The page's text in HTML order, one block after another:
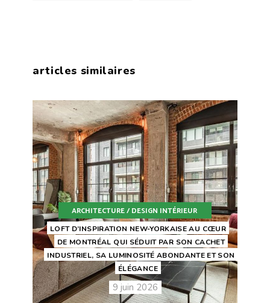
articles similaires
ARCHITECTURE / DESIGN INTÉRIEUR
LOFT D’INSPIRATION NEW-YORKAISE AU CŒUR
DE MONTRÉAL QUI SÉDUIT PAR SON CACHET
INDUSTRIEL, SA LUMINOSITÉ ABONDANTE ET SON
ÉLÉGANCE
9 juin 2026